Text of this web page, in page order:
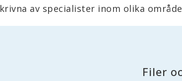
av specialister inom olika
Filer